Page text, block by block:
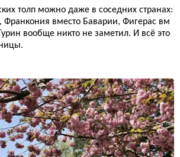
толп можно даже в соседних странах:
Франкония вместо Баварии, Фигерас вм
вообще никто не заметил. И всё это